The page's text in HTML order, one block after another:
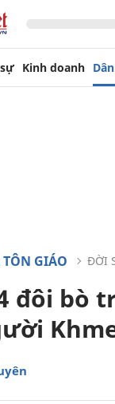
Kinh doanh
TÔN GIÁO ĐỜI
đôi bò